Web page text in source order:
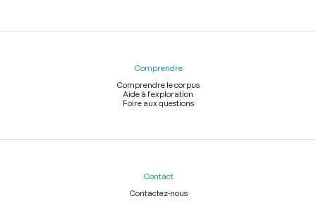
Comprendre
Comprendre le corpus
Aide à l'exploration
Foire aux questions
Contact
Contactez-nous